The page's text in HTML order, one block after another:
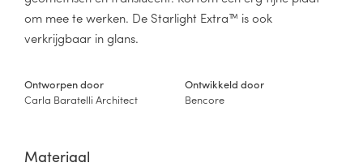
om mee te werken. De Starlight Extra™ is ook
verkrijgbaar in glans.
Ontworpen door
Carla Baratelli Architect
Ontwikkeld door
Bencore
Materiaal